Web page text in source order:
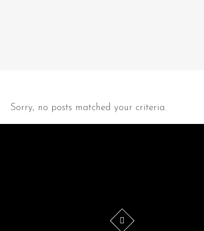
Sorry, no posts matched your criteria.